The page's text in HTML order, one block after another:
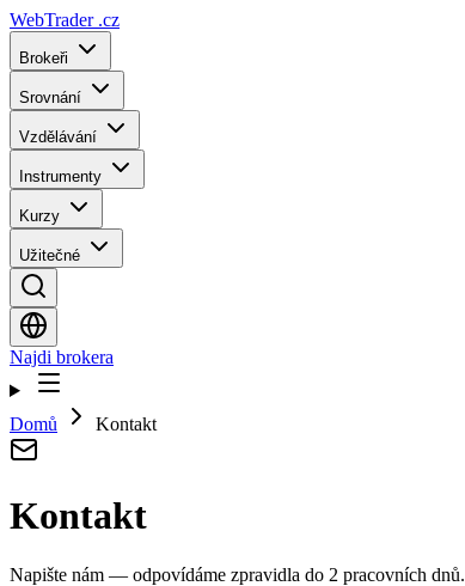
WebTrader .cz
Brokeři
Srovnání
Vzdělávání
Instrumenty
Kurzy
Užitečné
Najdi brokera
Domů Kontakt
Kontakt
Napište nám — odpovídáme zpravidla do 2 pracovních dnů.